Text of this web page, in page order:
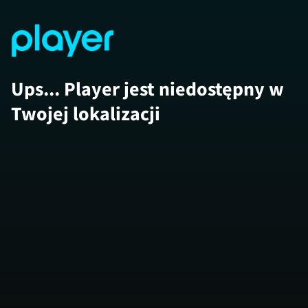
Ups... Player jest niedostępny w
Twojej lokalizacji